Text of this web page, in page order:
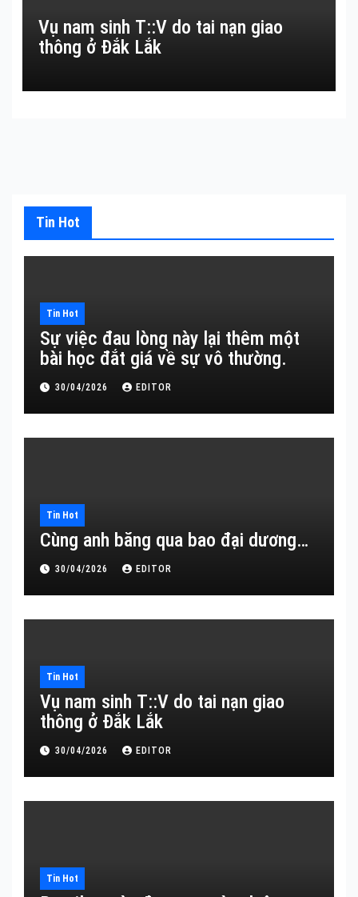
Vụ nam sinh T::V do tai nạn giao
thông ở Đắk Lắk
Tin Hot
Tin Hot
Sự việc đau lòng này lại thêm một
bài học đắt giá về sự vô thường.
30/04/2026 EDITOR
Tin Hot
Cùng anh băng qua bao đại dương…
30/04/2026 EDITOR
Tin Hot
Vụ nam sinh T::V do tai nạn giao
thông ở Đắk Lắk
30/04/2026 EDITOR
Tin Hot